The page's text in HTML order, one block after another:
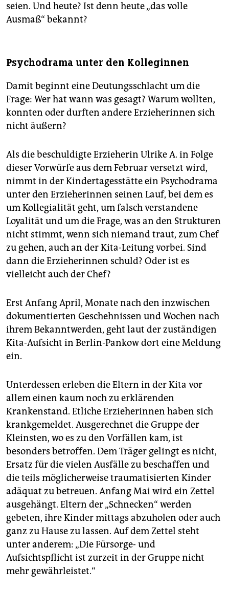
seien. Und heute? Ist denn heute „das volle
Ausmaß“ bekannt?
Psychodrama unter den Kolleginnen
Damit beginnt eine Deutungsschlacht um die
Frage: Wer hat wann was gesagt? Warum wollten,
konnten oder durften andere Erzieherinnen sich
nicht äußern?
Als die beschuldigte Erzieherin Ulrike A. in Folge
dieser Vorwürfe aus dem Februar versetzt wird,
nimmt in der Kindertagesstätte ein Psychodrama
unter den Erzieherinnen seinen Lauf, bei dem es
um Kollegialität geht, um falsch verstandene
Loyalität und um die Frage, was an den Strukturen
nicht stimmt, wenn sich niemand traut, zum Chef
zu gehen, auch an der Kita-Leitung vorbei. Sind
dann die Erzieherinnen schuld? Oder ist es
vielleicht auch der Chef?
Erst Anfang April, Monate nach den inzwischen
dokumentierten Geschehnissen und Wochen nach
ihrem Bekanntwerden, geht laut der zuständigen
Kita-Aufsicht in Berlin-Pankow dort eine Meldung
ein.
Unterdessen erleben die Eltern in der Kita vor
allem einen kaum noch zu erklärenden
Krankenstand. Etliche Erzieherinnen haben sich
krankgemeldet. Ausgerechnet die Gruppe der
Kleinsten, wo es zu den Vorfällen kam, ist
besonders betroffen. Dem Träger gelingt es nicht,
Ersatz für die vielen Ausfälle zu beschaffen und
die teils möglicherweise traumatisierten Kinder
adäquat zu betreuen. Anfang Mai wird ein Zettel
ausgehängt. Eltern der „Schnecken“ werden
gebeten, ihre Kinder mittags abzuholen oder auch
ganz zu Hause zu lassen. Auf dem Zettel steht
unter anderem: „Die Fürsorge- und
Aufsichtspflicht ist zurzeit in der Gruppe nicht
mehr gewährleistet.“